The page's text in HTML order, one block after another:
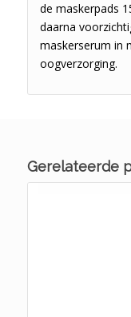
de maskerpads
daarna
maskerserum in
oogverzorging.
Gerelateerde